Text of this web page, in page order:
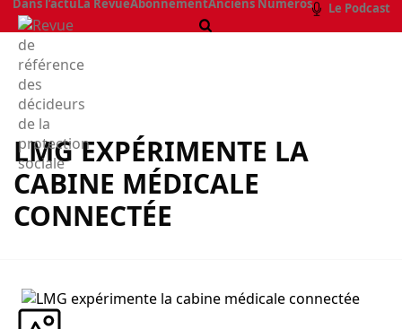
Dans l’actu La RevueAbonnementAnciens Numéros Le Podcast
LMG EXPÉRIMENTE LA
CABINE MÉDICALE
CONNECTÉE